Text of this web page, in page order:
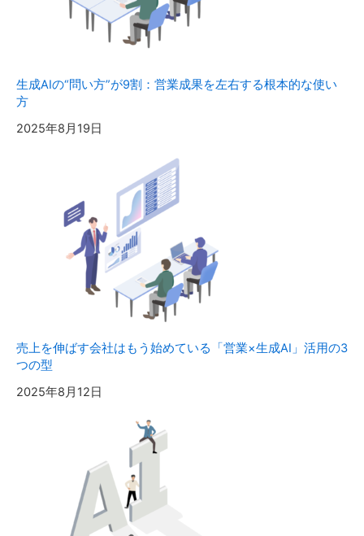
生成AIの“問い方”が9割：営業成果を左右する根本的な使い
方
2025年8月19日
売上を伸ばす会社はもう始めている「営業×生成AI」活用の3
つの型
2025年8月12日